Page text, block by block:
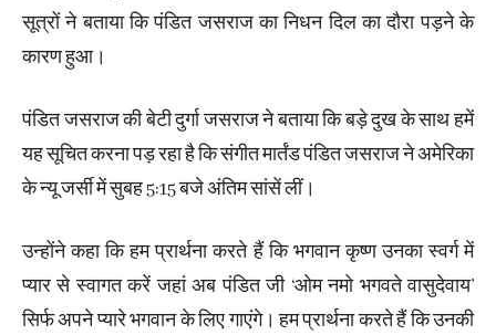
सूत्रों ने बताया कि पंडित जसराज का निधन दिल का दौरा पड़ने के
कारण हुआ।
पंडित जसराज की बेटी दुर्गा जसराज ने बताया कि बड़े दुख के साथ हमें
यह सूचित करना पड़ रहा है कि संगीत मार्तंड पंडित जसराज ने अमेरिका
के न्यू जर्सी में सुबह 5:15 बजे अंतिम सांसें लीं।
उन्होंने कहा कि हम प्रार्थना करते हैं कि भगवान कृष्ण उनका स्वर्ग में
प्यार से स्वागत करें जहां अब पंडित जी ‘ओम नमो भगवते वासुदेवाय’
सिर्फ अपने प्यारे भगवान के लिए गाएंगे। हम प्रार्थना करते हैं कि उनकी